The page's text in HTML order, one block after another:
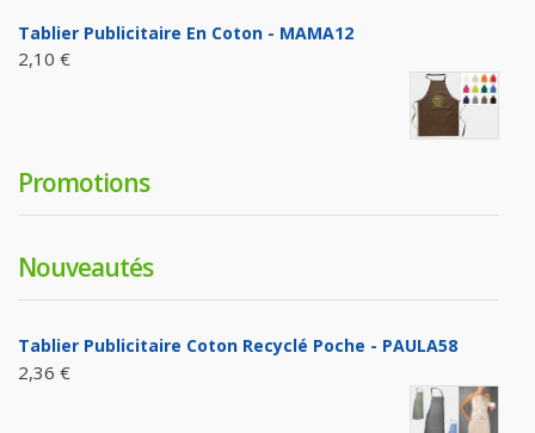
Tablier Publicitaire En Coton - MAMA12
2,10 €
Promotions
Nouveautés
Tablier Publicitaire Coton Recyclé Poche - PAULA58
2,36 €